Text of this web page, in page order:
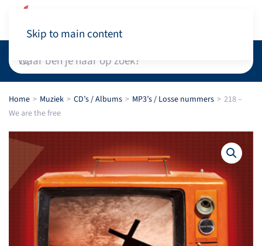
Skip to main content
Home Muziek CD’s / Albums MP3’s / Losse nummers
218 –
We are the free